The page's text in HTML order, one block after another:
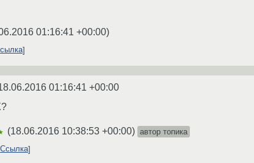
01:16:41 +00:00)
01:16:41 +00:00
(18.06.2016 10:38:53 +00:00) автор топика
Ссылка